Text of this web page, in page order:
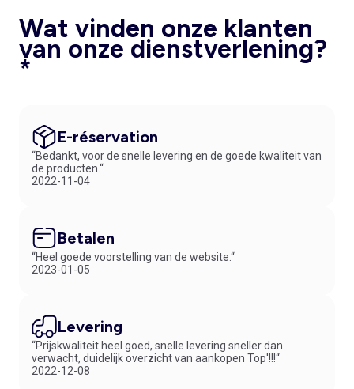
Wat vinden onze klanten
van onze dienstverlening?
*
E-réservation
“Bedankt, voor de snelle levering en de goede kwaliteit van
de producten.“
2022-11-04
Betalen
“Heel goede voorstelling van de website.“
2023-01-05
Levering
“Prijskwaliteit heel goed, snelle levering sneller dan
verwacht, duidelijk overzicht van aankopen Top'!!!“
2022-12-08